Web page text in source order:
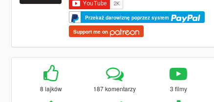
Przekaż darowiznę poprzez system
Support me on
8 lajków 187 komentarzy 3 filmy